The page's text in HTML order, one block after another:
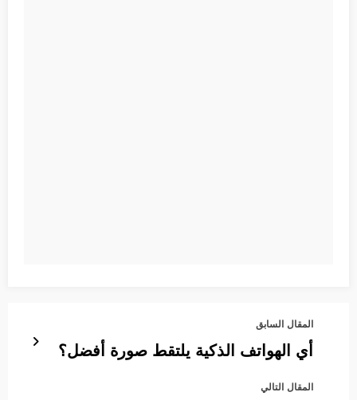
المقال السابق
أي الهواتف الذكية يلتقط صورة أفضل؟
المقال التالي